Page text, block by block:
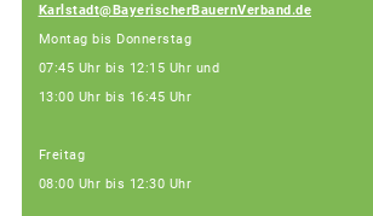
Karlstadt@BayerischerBauernVerband.de
Montag bis Donnerstag
07:45 Uhr bis 12:15 Uhr und
13:00 Uhr bis 16:45 Uhr
Freitag
08:00 Uhr bis 12:30 Uhr